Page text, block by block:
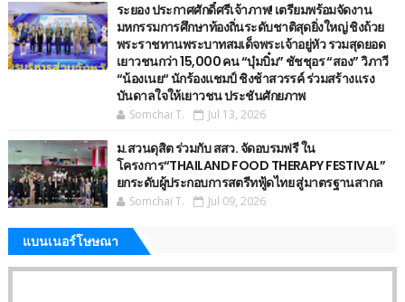
ระยอง ประกาศศักดิ์ศรีเจ้าภาพ! เตรียมพร้อมจัดงาน
มหกรรมการศึกษาท้องถิ่นระดับชาติสุดยิ่งใหญ่ ชิงถ้วย
พระราชทานพระบาทสมเด็จพระเจ้าอยู่หัว รวมสุดยอด
เยาวชนกว่า 15,000 คน “บุ๋มบิ๋ม” ชัชชุอร “สอง” วิภาวี
“น้องเนย“ นักร้องแชมป์ ชิงช้าสวรรค์ ร่วมสร้างแรง
บันดาลใจให้เยาวชน ประชันศักยภาพ
Somchai T. Jul 13, 2026
ม.สวนดุสิต ร่วมกับ สสว. จัดอบรมฟรี ใน
โครงการ“THAILAND FOOD THERAPY FESTIVAL”
ยกระดับผู้ประกอบการสตรีทฟู้ดไทย สู่มาตรฐานสากล
Somchai T. Jul 09, 2026
แบนเนอร์โษษณา